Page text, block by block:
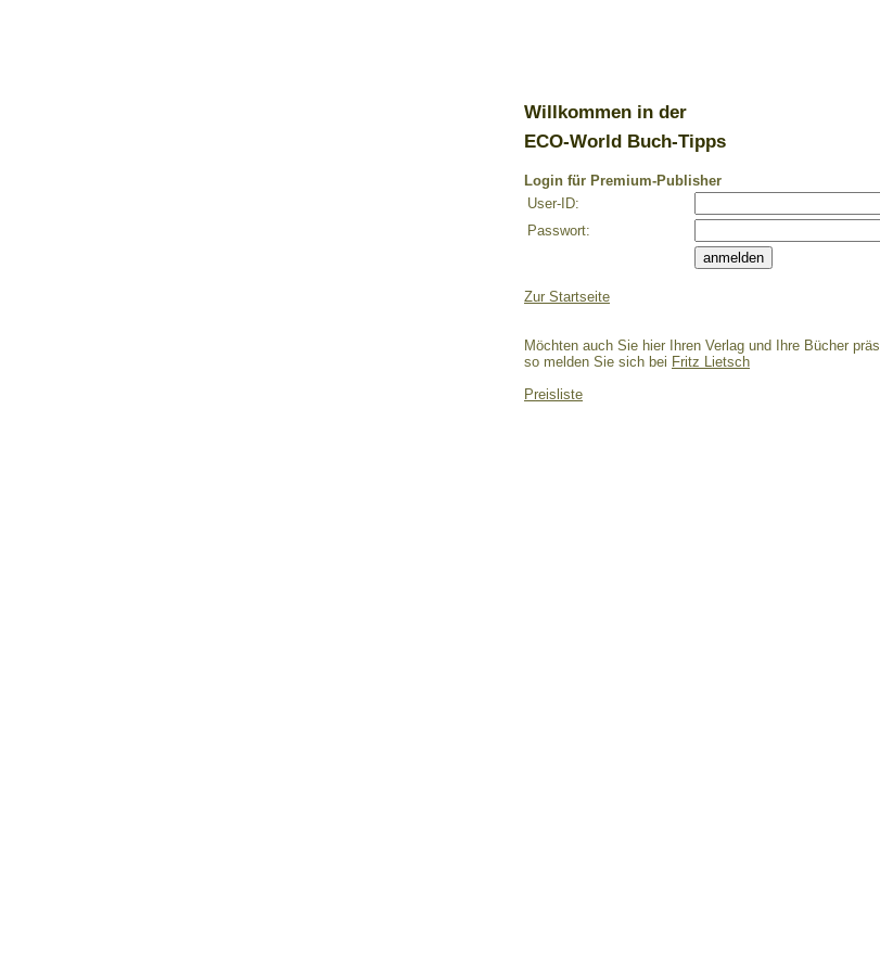
Willkommen in der
ECO-World Buch-Tipps
Login für Premium-Publisher
User-ID:
Passwort:
Zur Startseite
Möchten auch Sie hier Ihren Verlag und Ihre Bücher
so melden Sie sich bei Fritz Lietsch
Preisliste